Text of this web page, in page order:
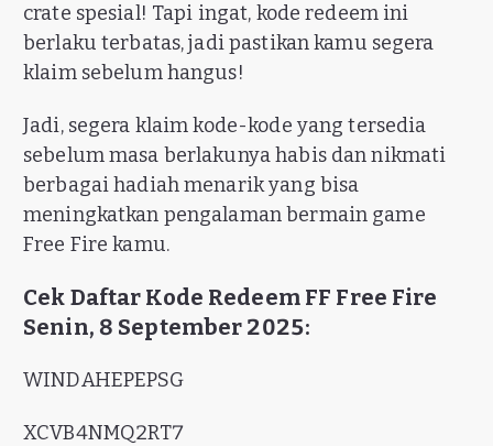
crate spesial! Tapi ingat, kode redeem ini
berlaku terbatas, jadi pastikan kamu segera
klaim sebelum hangus!
Jadi, segera klaim kode-kode yang tersedia
sebelum masa berlakunya habis dan nikmati
berbagai hadiah menarik yang bisa
meningkatkan pengalaman bermain game
Free Fire kamu.
Cek Daftar Kode Redeem FF Free Fire
Senin, 8 September 2025:
WINDAHEPEPSG
XCVB4NMQ2RT7